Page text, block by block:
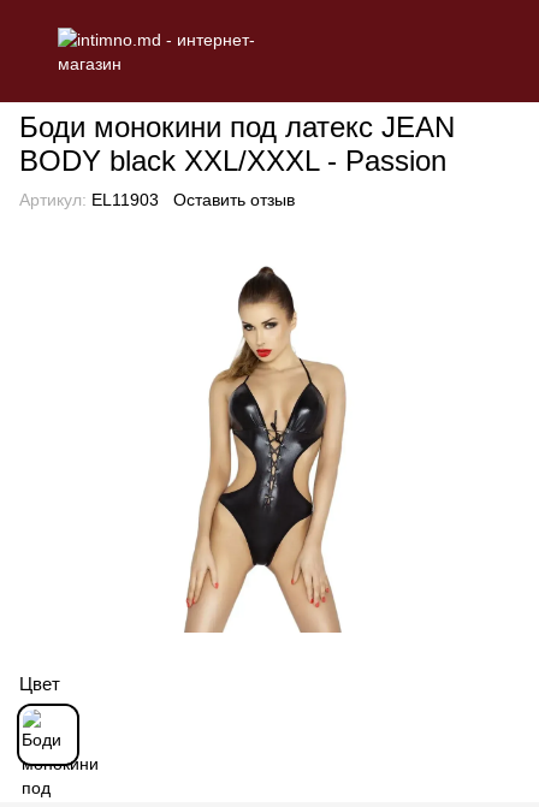
Боди монокини под латекс JEAN
BODY black XXL/XXXL - Passion
Артикул: EL11903 Оставить отзыв
Цвет